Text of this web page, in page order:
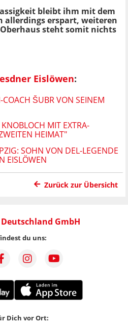
bleibt ihm mit dem
allerdings erspart, weiteren
steht somit nichts
Eislöwen:
COACH ŠUBR VON SEINEM
MIT EXTRA-
HEIMAT"
SOHN VON DEL-LEGENDE
EISLÖWEN
Zurück zur Übersicht
Deutschland GmbH
du uns:
Dich vor Ort: